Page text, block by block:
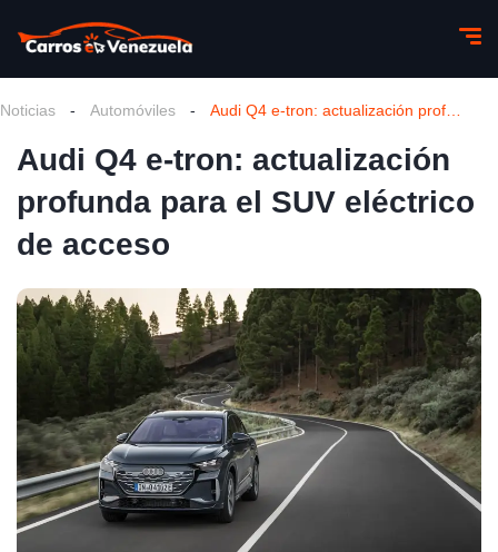
Noticias - Automóviles -
Audi Q4 e-tron: actualización
profunda para el SUV eléctrico
de acceso